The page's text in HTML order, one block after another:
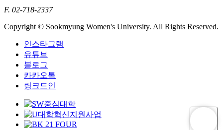
F. 02-718-2337
Copyright © Sookmyung Women's University. All Rights Reserved.
인스타그램
유튜브
블로그
카카오톡
링크드인